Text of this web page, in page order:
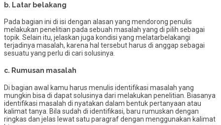
b. Latar belakang
Pada bagian ini di isi dengan alasan yang mendorong penulis
melakukan penelitian pada sebuah masalah yang di pilih sebagai
topik. Selain itu, jelaskan juga kondisi yang melatarbelakangi
terjadinya masalah, karena hal tersebut harus di anggap sebagai
sesuatu yang perlu di cari solusinya.
c. Rumusan masalah
Di bagian awal kamu harus menulis identifikasi masalah yang
mungkin bisa di dapat solusinya dari melakukan penelitian. Biasanya
identifikasi masalah di nyatakan dalam bentuk pertanyaan atau
kalimat tanya. Bila sudah di identifikasi, baru rumuskan dengan
ringkas dan jelas lewat satu paragraf dengan menggunakan kalimat